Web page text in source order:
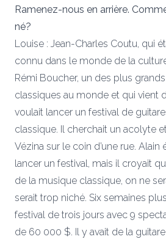
Ramenez-nous en arrière.
né?
Louise : Jean-Charles Coutu, qui
connu dans le monde de la
Rémi Boucher, un des plus
classiques au monde et qui vient
voulait lancer un festival de
classique. Il cherchait un acolyte
Vézina sur le coin d’une rue. Alain
lancer un festival, mais il croyait
de la musique classique, on ne
serait trop niché. Six semaines
festival de trois jours avec 9
de 60 000 $. Il y avait de la